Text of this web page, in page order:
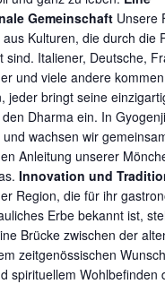
GemeinschaftUnsere
Kulturen, die durch die
sind. Italiener, Deutsche,
und viele andere
jeder bringt seine
Dharma ein. In
wachsen wir
Anleitung unserer
Innovation und
Region, die für ihr
Erbe bekannt ist,
Brücke zwischen der
zeitgenössischen
spirituellem Wohlbefinden